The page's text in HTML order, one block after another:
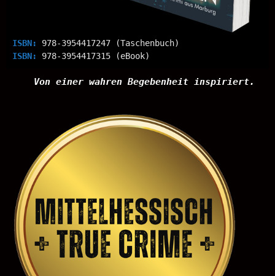
ISBN:
978-3954417247 (Taschenbuch)
ISBN:
978-3954417315 (eBook)
Von einer wahren Begebenheit inspiriert.